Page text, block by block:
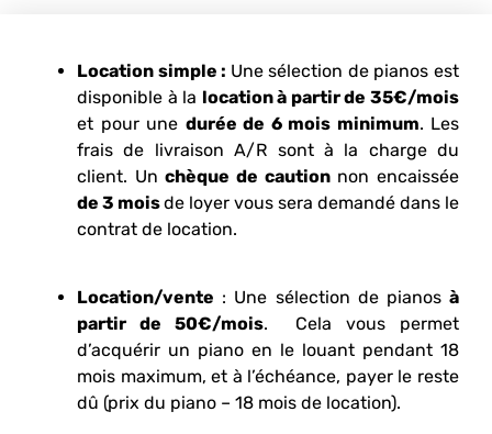
Location simple : Une sélection de pianos est
disponible à la location à partir de 35€/mois
et pour une durée de 6 mois minimum. Les
frais de livraison A/R sont à la charge du
client. Unchèque de cautionnon encaissée
de 3 moisde loyer vous sera demandé dans le
contrat de location.
Location/vente : Une sélection de pianos à
partir de 50€/mois. Cela vous permet
d’acquérir un piano en le louant pendant 18
mois maximum, et à l’échéance, payer le reste
dû (prix du piano – 18 mois de location).